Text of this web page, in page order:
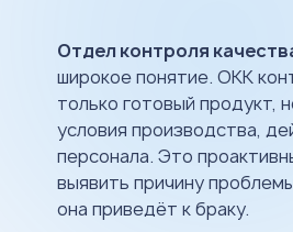
Отдел контроля
широкое понятие. ОКК
только готовый продукт,
условия производства,
персонала. Это
выявить причину
она приведёт к браку.